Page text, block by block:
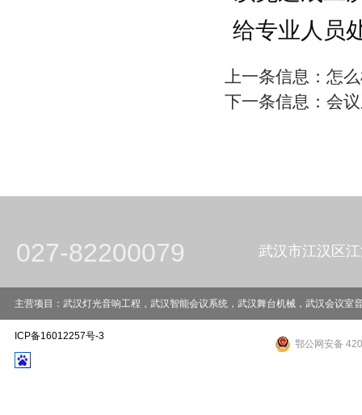
给专业人员
上一条信息： 怎
下一条信息： 会
027-82200079 武汉市江汉区
主营项目：武汉灯光音响工程，武汉智能会议系统，武汉舞台机械，武汉会议
ICP备16012257号-3
鄂公网安备